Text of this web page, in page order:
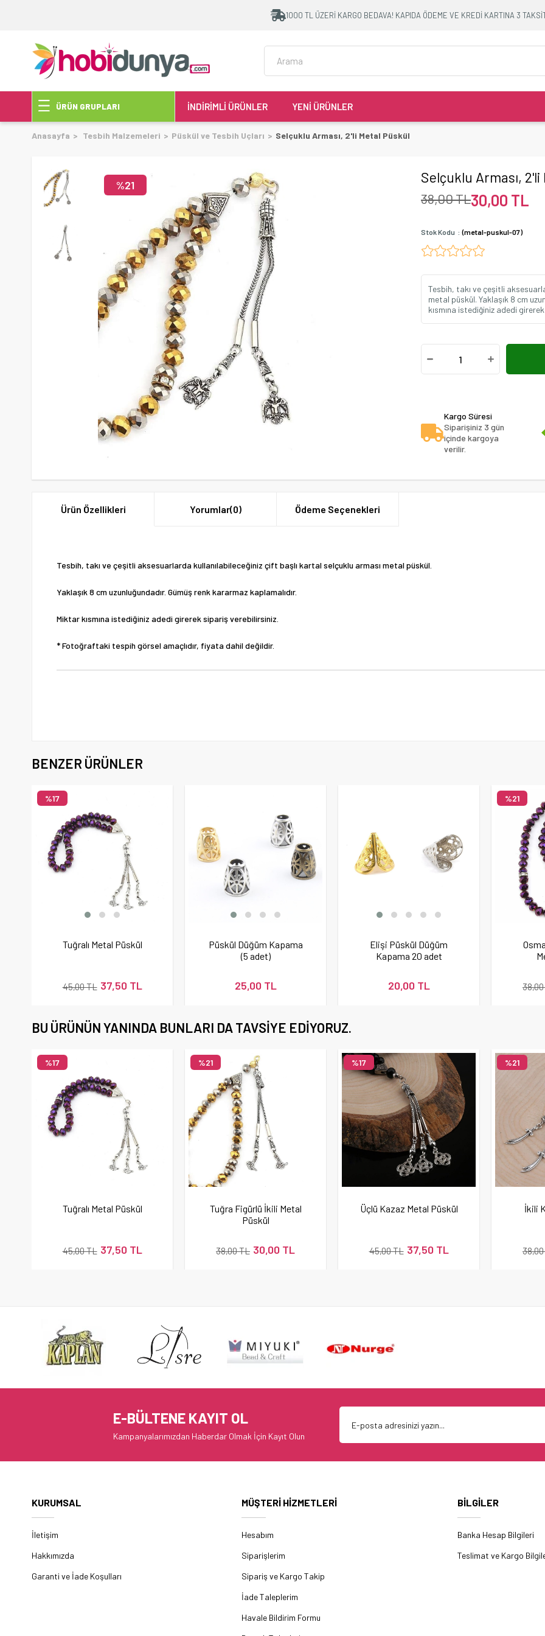
1000 TL ÜZERİ KARGO BEDAVA! KAPIDA ÖDEME VE KREDİ KARTINA 3
ÜRÜN GRUPLARI İNDİRİMLİ ÜRÜNLER YENİ ÜRÜNLER
Anasayfa Tesbih Malzemeleri Püskül ve Tesbih Uçları Selçuklu Arması, 2'li Metal Püskül
21 Selçuklu Arması,
38,00 TL30,00 TL
Stok Kodu (metal-puskul-07)
Tesbih, takı ve çeşitli
metal püskül. Yaklaşık 8 cm
kısmına istediğiniz adedi
Kargo Süresi
Siparişiniz 3 gün
içinde kargoya
verilir.
Ürün Özellikleri Yorumlar(0) Ödeme Seçenekleri
Tesbih, takı ve çeşitli aksesuarlarda kullanılabileceğiniz çift başlı kartal selçuklu arması metal püskül.
Yaklaşık 8 cm uzunluğundadır. Gümüş renk kararmaz kaplamalıdır.
Miktar kısmına istediğiniz adedi girerek sipariş verebilirsiniz.
* Fotoğraftaki tespih görsel amaçlıdır, fiyata dahil değildir.
BENZER ÜRÜNLER
Tuğralı Metal Püskül
37,50 TL
45,00 TL
%17
Püskül Düğüm Kapama
(5 adet)
25,00 TL
Elişi Püskül Düğüm
Kapama 20 adet
20,00 TL
%21
BU ÜRÜNÜN YANINDA BUNLARI DA TAVSIYE EDIYORUZ.
Tuğralı Metal Püskül
37,50 TL
45,00 TL
%17
Tuğra Figürlü İkili Metal
Püskül
30,00 TL
38,00 TL
%21
Üçlü Kazaz Metal Püskül
37,50 TL
45,00 TL
%17
İkili
%21
E-BÜLTENE KAYIT OL
Kampanyalarımızdan Haberdar Olmak İçin Kayıt Olun
KURUMSAL
İletişim
Hakkımızda
Garanti ve İade Koşulları
MÜŞTERİ HİZMETLERİ
Hesabım
Siparişlerim
Sipariş ve Kargo Takip
İade Taleplerim
Havale Bildirim Formu
BİLGİLER
Banka Hesap Bilgileri
Teslimat ve Kargo